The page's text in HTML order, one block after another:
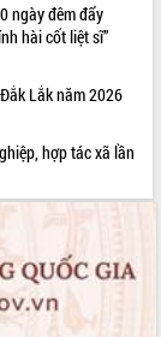
ngày đêm đẩy
hài cốt liệt sĩ”
Lắk năm 2026
hợp tác xã lần